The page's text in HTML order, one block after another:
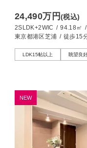
2SLDK
24,490万円(税込)
2SLDK+2WIC / 94.18㎡ /
東京都港区芝浦 / 徒歩15
LDK15帖以上 眺望良
NEW